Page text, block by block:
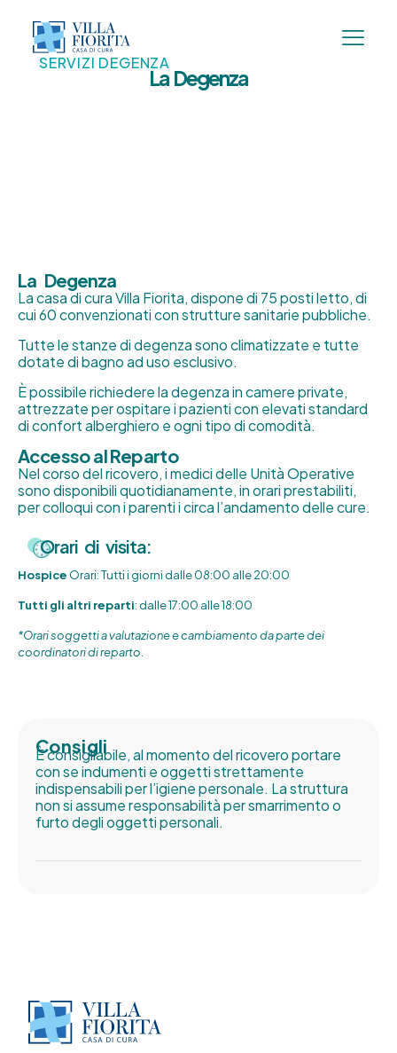
SERVIZI DEGENZA
La Degenza
La Degenza
La casa di cura Villa Fiorita, dispone di 75 posti letto, di
cui 60 convenzionati con strutture sanitarie pubbliche.
Tutte le stanze di degenza sono climatizzate e tutte
dotate di bagno ad uso esclusivo.
È possibile richiedere la degenza in camere private,
attrezzate per ospitare i pazienti con elevati standard
di confort alberghiero e ogni tipo di comodità.
Accesso al Reparto
Nel corso del ricovero, i medici delle Unità Operative
sono disponibili quotidianamente, in orari prestabiliti,
per colloqui con i parenti i circa l’andamento delle cure.
Orari di visita:
Hospice Orari: Tutti i giorni dalle 08:00 alle 20:00
Tutti gli altri reparti: dalle 17:00 alle 18:00
*Orari soggetti a valutazione e cambiamento da parte dei
coordinatori di reparto.
Consigli
È consigliabile, al momento del ricovero portare
con se indumenti e oggetti strettamente
indispensabili per l’igiene personale. La struttura
non si assume responsabilità per smarrimento o
furto degli oggetti personali.